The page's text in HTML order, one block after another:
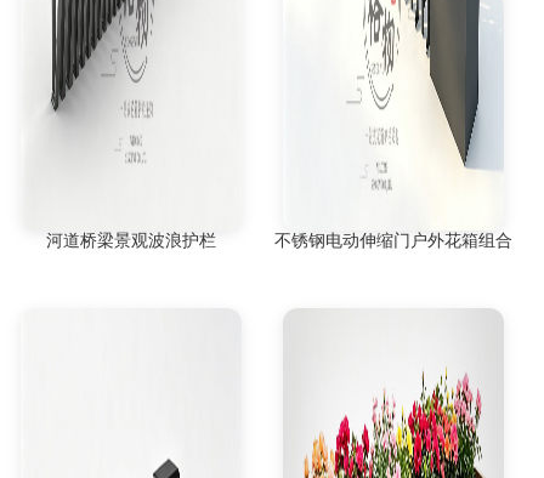
河道桥梁景观波浪护栏 不锈钢电动伸缩门户外花箱组合